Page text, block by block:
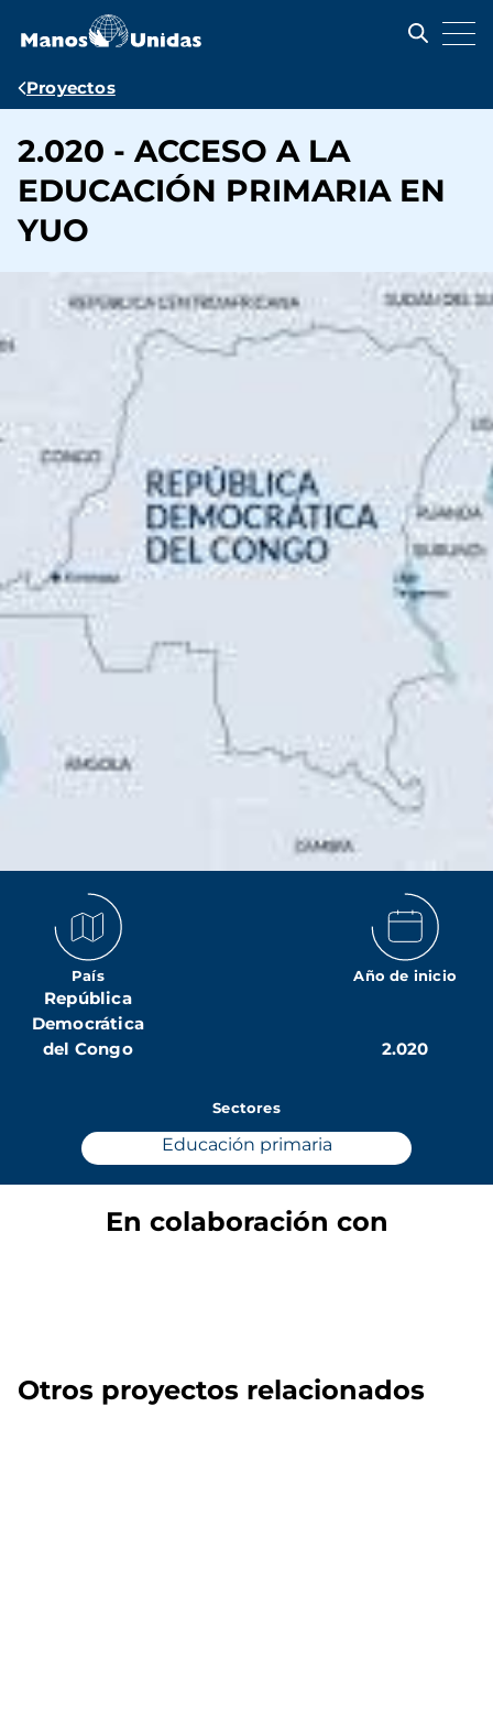
contenido
Ruta
navegación
Proyectos
2.020 - ACCESO A LA
EDUCACIÓN PRIMARIA EN
YUO
País
República
Democrática
del Congo
Año de inicio
2.020
Sectores
Educación primaria
En colaboración con
Otros proyectos relacionados